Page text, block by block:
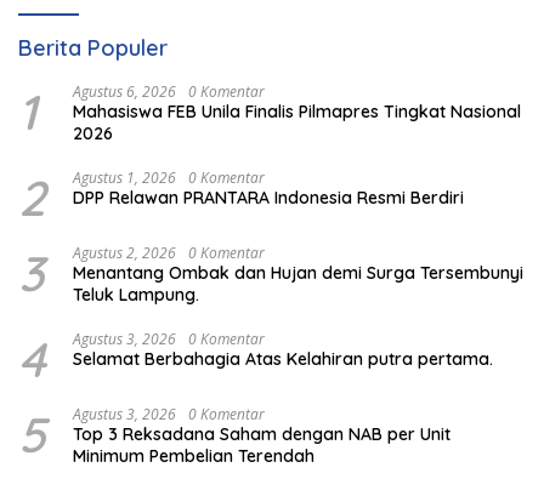
Berita Populer
1 Agustus 6, 2026 0 Komentar
Mahasiswa FEB Unila Finalis Pilmapres Tingkat Nasional
2026
2 Agustus 1, 2026 0 Komentar
DPP Relawan PRANTARA Indonesia Resmi Berdiri
3 Agustus 2, 2026 0 Komentar
Menantang Ombak dan Hujan demi Surga Tersembunyi
Teluk Lampung.
4 Agustus 3, 2026 0 Komentar
Selamat Berbahagia Atas Kelahiran putra pertama.
5 Agustus 3, 2026 0 Komentar
Top 3 Reksadana Saham dengan NAB per Unit
Minimum Pembelian Terendah